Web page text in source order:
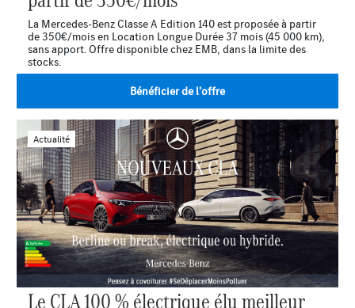
La Mercedes-Benz Classe A Edition 140 est proposée à partir
de 350€/mois en Location Longue Durée 37 mois (45 000 km),
sans apport. Offre disponible chez EMB, dans la limite des
stocks.
Bénéficier de l'offre
Le CLA 100 % électrique élu meilleur
Actualité